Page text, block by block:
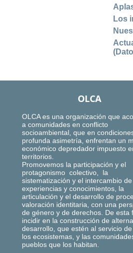
Los
OLCA
OLCA es una organización que
a comunidades en conflicto
socioambiental, que en
profunda asimetría, enfrentan un
económico depredador impuesto
territorios.
Promovemos la participación y el
protagonismo colectivo, la
sistematización y el intercambio de
experiencias y conocimientos, la
articulación y el desarrollo de
valoración identitaria, con una
de género y de derechos. De esta
incidir en la construcción de
desarrollo, que estén al servicio
los ecosistemas, y las
pueblos que los habitan.